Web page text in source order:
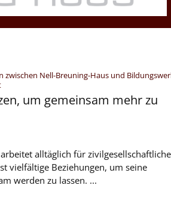
zwischen Nell-Breuning-Haus und
:
um gemeinsam mehr zu
alltäglich für zivilgesellschaftliche
vielfältige Beziehungen, um seine
werden zu lassen. ...